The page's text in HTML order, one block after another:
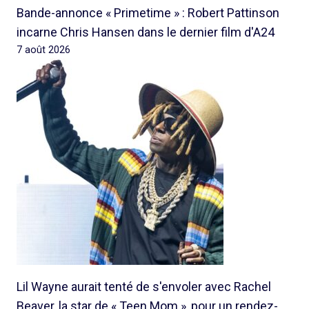
Bande-annonce « Primetime » : Robert Pattinson
incarne Chris Hansen dans le dernier film d'A24
7 août 2026
Lil Wayne aurait tenté de s'envoler avec Rachel
Beaver, la star de « Teen Mom », pour un rendez-